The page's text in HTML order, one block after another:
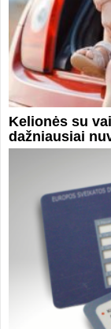
Kelionės su
dažniausiai